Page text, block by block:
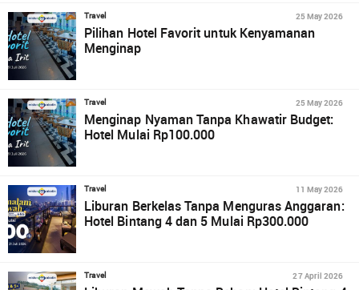
Travel 25 May 2026
Pilihan Hotel Favorit untuk Kenyamanan
Menginap
Travel 25 May 2026
Menginap Nyaman Tanpa Khawatir Budget:
Hotel Mulai Rp100.000
Travel 11 May 2026
Liburan Berkelas Tanpa Menguras Anggaran:
Hotel Bintang 4 dan 5 Mulai Rp300.000
Travel 27 April 2026